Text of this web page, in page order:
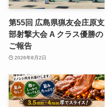
第55回 広島県猟友会庄原支
部射撃大会 A クラス優勝の
ご報告
2026年8月2日